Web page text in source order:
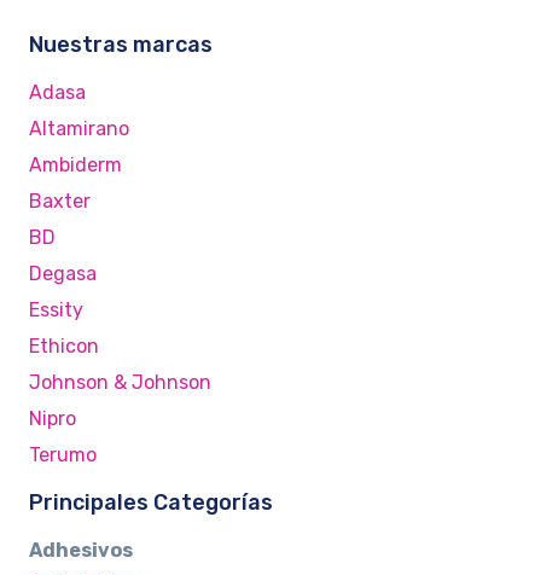
Nuestras marcas
Adasa
Altamirano
Ambiderm
Baxter
BD
Degasa
Essity
Ethicon
Johnson & Johnson
Nipro
Terumo
Principales Categorías
Adhesivos